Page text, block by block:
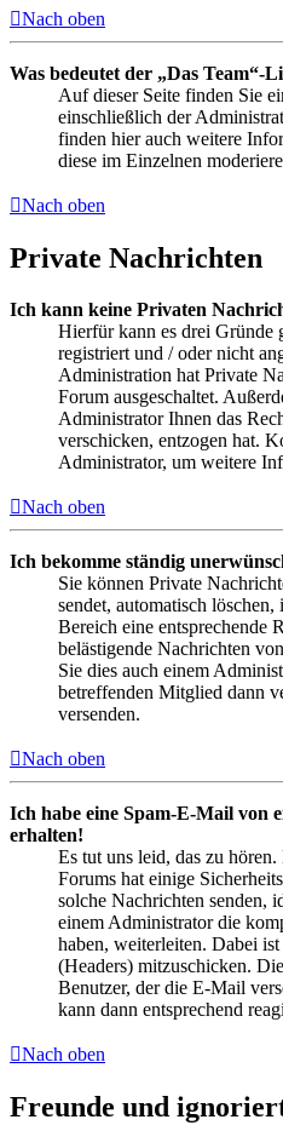
Nach oben
Was bedeutet der „Das Team“-
Auf dieser Seite finden Sie
einschließlich der
finden hier auch weitere
diese im Einzelnen
Nach oben
Private Nachrichten
Ich kann keine Privaten
Hierfür kann es drei Gründe
registriert und / oder nicht
Administration hat Private
Forum ausgeschaltet.
Administrator Ihnen das
verschicken, entzogen hat.
Administrator, um weitere
Nach oben
Ich bekomme ständig
Sie können Private
sendet, automatisch
Bereich eine entsprechende
belästigende Nachrichten
Sie dies auch einem
betreffenden Mitglied dann
versenden.
Nach oben
Ich habe eine Spam-E-Mail von
erhalten!
Es tut uns leid, das zu
Forums hat einige
solche Nachrichten senden,
einem Administrator die
haben, weiterleiten. Dabei
(Headers) mitzuschicken.
Benutzer, der die E-Mail
kann dann entsprechend
Nach oben
Freunde und